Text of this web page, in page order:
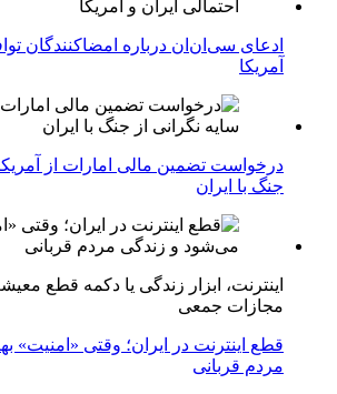
ادعای سی‌ان‌ان درباره امضاکنندگان
آمریکا
درخواست تضمین مالی امارات از آمریکا
جنگ با ایران
اینترنت، ابزار زندگی یا دکمه قطع
مجازات جمعی
قطع اینترنت در ایران؛ وقتی «امنیت»
مردم قربانی